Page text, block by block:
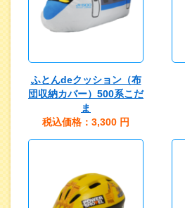
ふとんdeクッション（布
団収納カバー）500系こだ
ま
税込価格：3,300 円